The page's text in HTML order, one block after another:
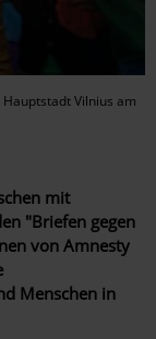
Vilnius am
mit
"Briefen gegen
von Amnesty
Menschen in